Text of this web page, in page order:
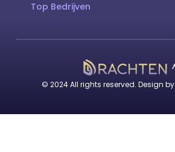
Top Bedrijven
© 2024 All rights reserved. Design by